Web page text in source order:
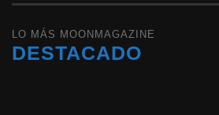
LO MÁS MOONMAGAZINE
DESTACADO